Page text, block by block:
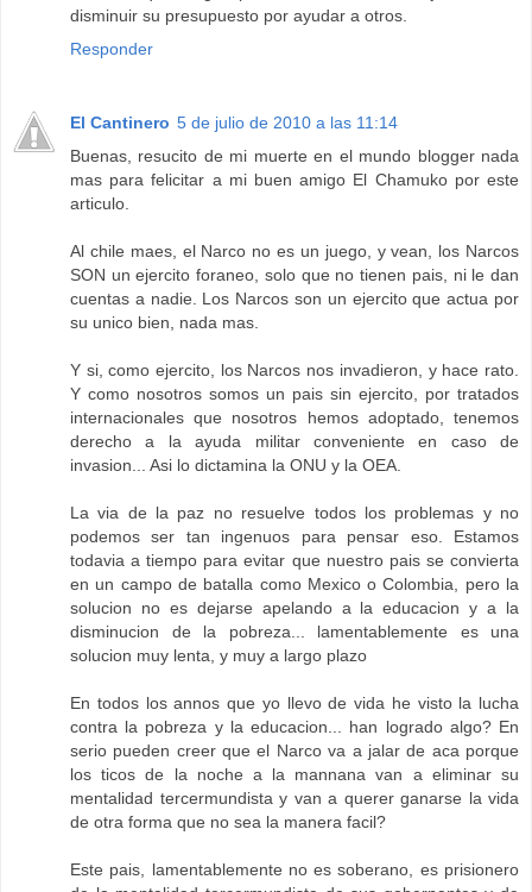
disminuir su presupuesto por ayudar a otros.
Responder
El Cantinero 5 de julio de 2010 a las 11:14
Buenas, resucito de mi muerte en el mundo blogger nada
mas para felicitar a mi buen amigo El Chamuko por este
articulo.
Al chile maes, el Narco no es un juego, y vean, los Narcos
SON un ejercito foraneo, solo que no tienen pais, ni le dan
cuentas a nadie. Los Narcos son un ejercito que actua por
su unico bien, nada mas.
Y si, como ejercito, los Narcos nos invadieron, y hace rato.
Y como nosotros somos un pais sin ejercito, por tratados
internacionales que nosotros hemos adoptado, tenemos
derecho a la ayuda militar conveniente en caso de
invasion... Asi lo dictamina la ONU y la OEA.
La via de la paz no resuelve todos los problemas y no
podemos ser tan ingenuos para pensar eso. Estamos
todavia a tiempo para evitar que nuestro pais se convierta
en un campo de batalla como Mexico o Colombia, pero la
solucion no es dejarse apelando a la educacion y a la
disminucion de la pobreza... lamentablemente es una
solucion muy lenta, y muy a largo plazo
En todos los annos que yo llevo de vida he visto la lucha
contra la pobreza y la educacion... han logrado algo? En
serio pueden creer que el Narco va a jalar de aca porque
los ticos de la noche a la mannana van a eliminar su
mentalidad tercermundista y van a querer ganarse la vida
de otra forma que no sea la manera facil?
Este pais, lamentablemente no es soberano, es prisionero